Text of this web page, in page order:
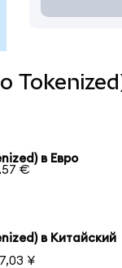
в Евро
€
в Китайский
¥